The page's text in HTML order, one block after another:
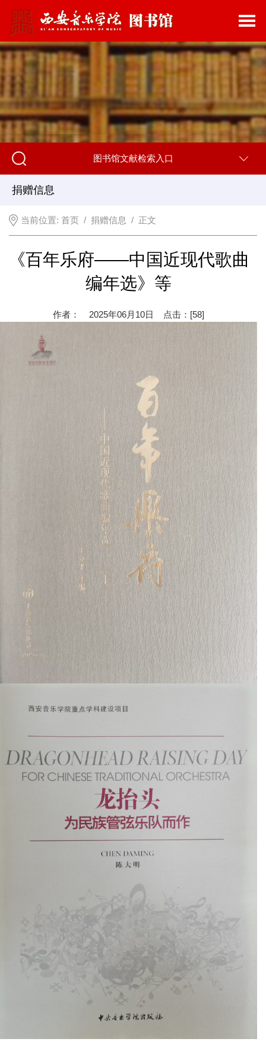
图书馆文献检索入口
捐赠信息
当前位置: 首页 / 捐赠信息 / 正文
《百年乐府——中国近现代歌曲
编年选》等
作者： 2025年06月10日 点击：[58]